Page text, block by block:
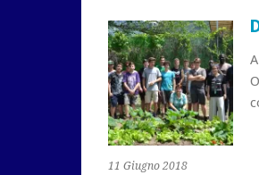
11 Giugno 2018